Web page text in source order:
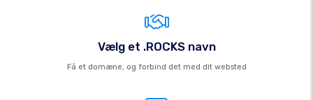
Vælg et .ROCKS navn
Få et domæne, og forbind det med dit websted